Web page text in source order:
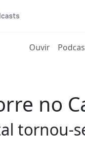
Ouvir(current)
no
tornou-